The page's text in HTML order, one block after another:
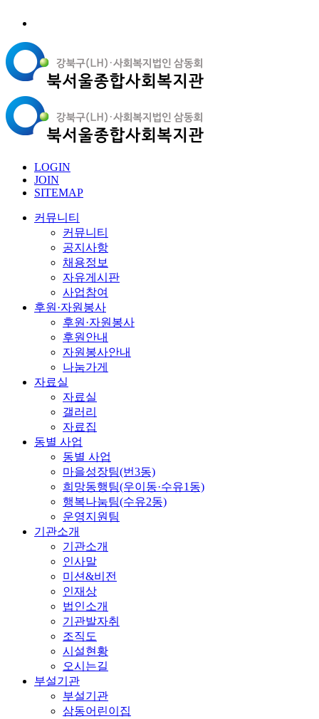
LOGIN
JOIN
SITEMAP
커뮤니티
커뮤니티
공지사항
채용정보
자유게시판
사업참여
후원·자원봉사
후원·자원봉사
후원안내
자원봉사안내
나눔가게
자료실
자료실
갤러리
자료집
동별 사업
동별 사업
마을성장팀(번3동)
희망동행팀(우이동·수유1동)
행복나눔팀(수유2동)
운영지원팀
기관소개
기관소개
인사말
미션&비전
인재상
법인소개
기관발자취
조직도
시설현황
오시는길
부설기관
부설기관
삼동어린이집